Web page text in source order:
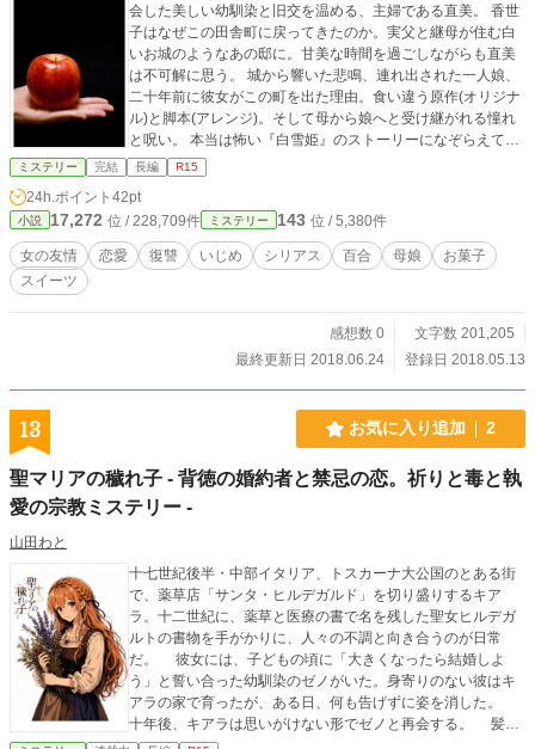
会した美しい幼馴染と旧交を温める、主婦である直美。 香世
子はなぜこの田舎町に戻ってきたのか。実父と継母が住む白
いお城のようなあの邸に。甘美な時間を過ごしながらも直美
は不可解に思う。 城から響いた悲鳴、連れ出された一人娘、
二十年前に彼女がこの町を出た理由。食い違う原作(オリジナ
ル)と脚本(アレンジ)。そして母から娘へと受け継がれる憧れ
と呪い。 本当は怖い『白雪姫』のストーリーになぞらえて再
演される彼女たちの物語。 全41話。2018年6月下旬まで毎日
21:00更新。→全41話から少し延長します。
ミステリー 完結 長編 R15
24h.ポイント 42pt
小説 17,272 位 / 228,709件 ミステリー 143 位 / 5,380件
女の友情 恋愛 復讐 いじめ シリアス 百合 母娘
お菓子
スイーツ
感想数 0
文字数 201,205
最終更新日 2018.06.24
登録日 2018.05.13
13 お気に入り追加 2
聖マリアの穢れ子 - 背徳の婚約者と禁忌の恋。祈りと毒と執
愛の宗教ミステリー -
山田わと
十七世紀後半・中部イタリア、トスカーナ大公国のとある街
で、薬草店「サンタ・ヒルデガルド」を切り盛りするキア
ラ。十二世紀に、薬草と医療の書で名を残した聖女ヒルデガ
ルトの書物を手がかりに、人々の不調と向き合うのが日常
だ。 彼女には、子どもの頃に「大きくなったら結婚しよ
う」と誓い合った幼馴染のゼノがいた。身寄りのない彼はキ
アラの家で育ったが、ある日、何も告げずに姿を消した。
十年後、キアラは思いがけない形でゼノと再会する。 髪を
染め、夜会では女たちの輪の中心で、口説き文句を飛ばして